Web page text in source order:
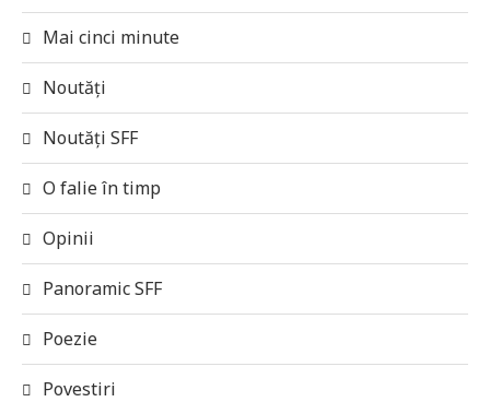
Mai cinci minute
Noutăți
Noutăți SFF
O falie în timp
Opinii
Panoramic SFF
Poezie
Povestiri